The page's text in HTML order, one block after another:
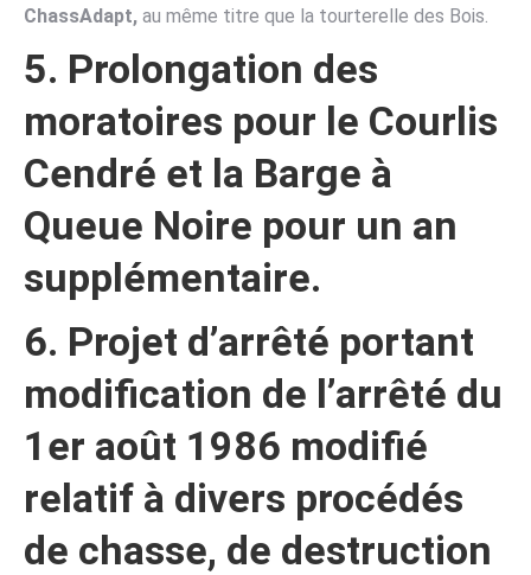
ChassAdapt, au même titre que la tourterelle des Bois.
5. Prolongation des
moratoires pour le Courlis
Cendré et la Barge à
Queue Noire pour un an
supplémentaire.
6. Projet d’arrêté portant
modification de l’arrêté du
1er août 1986 modifié
relatif à divers procédés
de chasse, de destruction